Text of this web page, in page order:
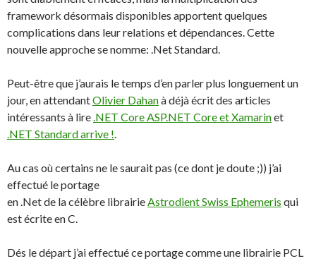
framework désormais disponibles apportent quelques
complications dans leur relations et dépendances. Cette
nouvelle approche se nomme: .Net Standard.
Peut-être que j’aurais le temps d’en parler plus longuement un
jour, en attendantOlivier Dahanà déjà écrit des articles
intéressants à lire.NET Core ASP.NET Core et Xamarinet
.NET Standard arrive !.
Au cas où certains ne le saurait pas (ce dont je doute ;)) j’ai
effectué le portage
en .Net de la célèbre librairieAstrodient Swiss Ephemeris qui
est écrite en C.
Dés le départ j’ai effectué ce portage comme une librairie PCL